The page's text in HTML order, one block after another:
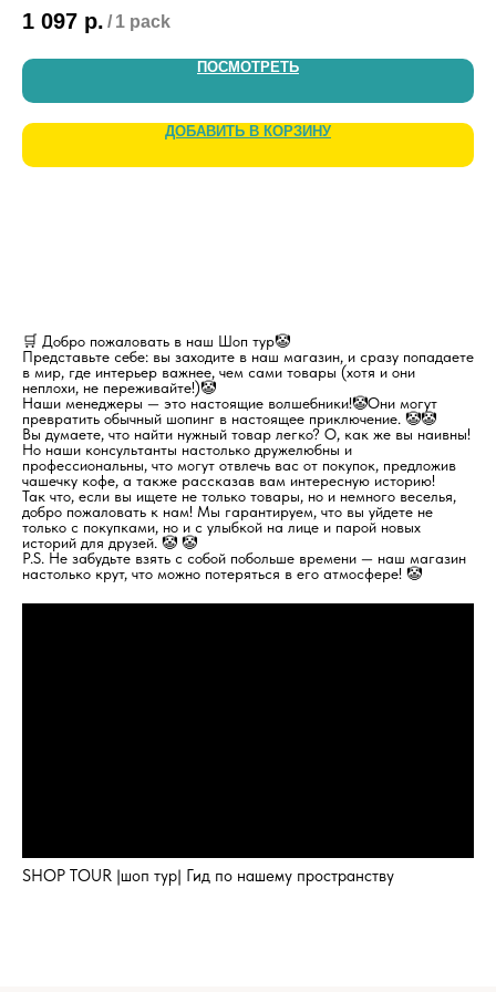
1 097 р. / 1 pack
ПОСМОТРЕТЬ
ДОБАВИТЬ В КОРЗИНУ
🛒 Добро пожаловать в наш Шоп тур🤡
Представьте себе: вы заходите в наш магазин, и сразу попадаете
в мир, где интерьер важнее, чем сами товары (хотя и они
неплохи, не переживайте!)🤡
Наши менеджеры — это настоящие волшебники!🤡Они могут
превратить обычный шопинг в настоящее приключение. 🤡🤡
Вы думаете, что найти нужный товар легко? О, как же вы наивны!
Но наши консультанты настолько дружелюбны и
профессиональны, что могут отвлечь вас от покупок, предложив
чашечку кофе, а также рассказав вам интересную историю!
Так что, если вы ищете не только товары, но и немного веселья,
добро пожаловать к нам! Мы гарантируем, что вы уйдете не
только с покупками, но и с улыбкой на лице и парой новых
историй для друзей. 🤡 🤡
P.S. Не забудьте взять с собой побольше времени — наш магазин
настолько крут, что можно потеряться в его атмосфере! 🤡
SHOP TOUR |шоп тур| Гид по нашему пространству